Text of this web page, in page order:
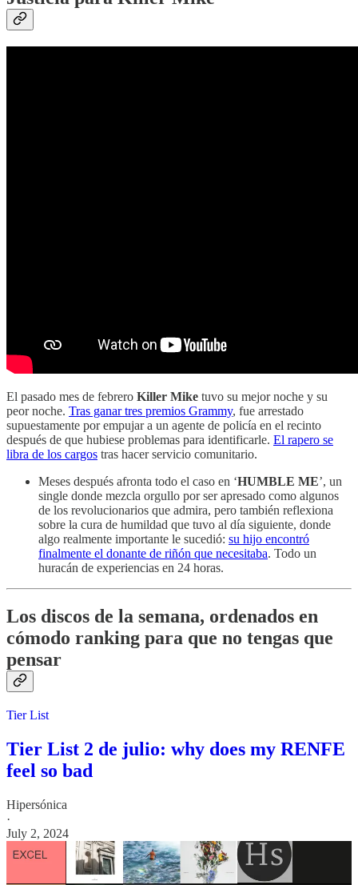
El pasado mes de febrero Killer Mike tuvo su mejor noche y su
peor noche. Tras ganar tres premios Grammy, fue arrestado
supuestamente por empujar a un agente de policía en el recinto
después de que hubiese problemas para identificarle. El rapero se
libra de los cargos tras hacer servicio comunitario.
Meses después afronta todo el caso en ‘HUMBLE ME’, un
single donde mezcla orgullo por ser apresado como algunos
de los revolucionarios que admira, pero también reflexiona
sobre la cura de humildad que tuvo al día siguiente, donde
algo realmente importante le sucedió: su hijo encontró
finalmente el donante de riñón que necesitaba. Todo un
huracán de experiencias en 24 horas.
Los discos de la semana, ordenados en
cómodo ranking para que no tengas que
pensar
Tier List
Tier List 2 de julio: why does my RENFE
feel so bad
Hipersónica
·
July 2, 2024